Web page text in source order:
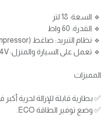
🔹 السعة: 18 لتر
🔹 القدرة: 60 واط
🔹 نظام التبريد: ضاغط (Compressor)
🔹 تعمل على السيارة والمنزل: DC 12V/24V و AC 100V–240V
المميزات
✅ بطارية قابلة للإزالة لحرية
✅ وضع توفير الطاقة ECO.